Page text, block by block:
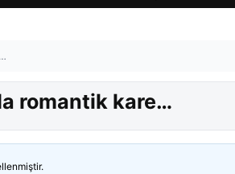
romantik kare…